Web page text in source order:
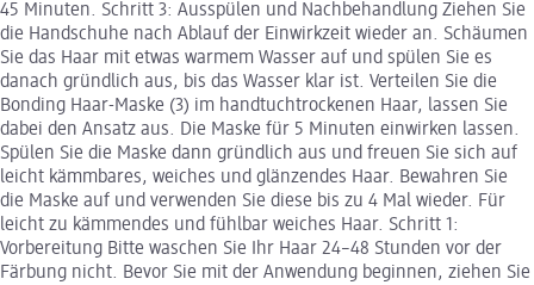
45 Minuten. Schritt 3: Ausspülen und Nachbehandlung Ziehen Sie
die Handschuhe nach Ablauf der Einwirkzeit wieder an. Schäumen
Sie das Haar mit etwas warmem Wasser auf und spülen Sie es
danach gründlich aus, bis das Wasser klar ist. Verteilen Sie die
Bonding Haar-Maske (3) im handtuchtrockenen Haar, lassen Sie
dabei den Ansatz aus. Die Maske für 5 Minuten einwirken lassen.
Spülen Sie die Maske dann gründlich aus und freuen Sie sich auf
leicht kämmbares, weiches und glänzendes Haar. Bewahren Sie
die Maske auf und verwenden Sie diese bis zu 4 Mal wieder. Für
leicht zu kämmendes und fühlbar weiches Haar. Schritt 1:
Vorbereitung Bitte waschen Sie Ihr Haar 24–48 Stunden vor der
Färbung nicht. Bevor Sie mit der Anwendung beginnen, ziehen Sie